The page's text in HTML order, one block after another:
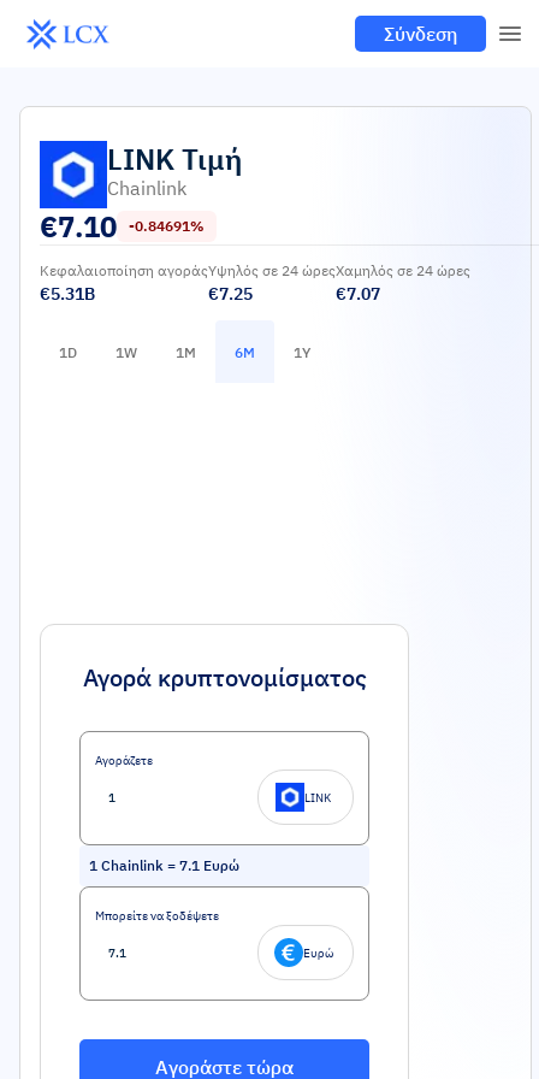
Σύνδεση
LINKΤιμή
Chainlink
€7.10 -0.84691%
Κεφαλαιοποίηση αγοράς
€5.31B
Υψηλός σε 24 ώρες
€7.25
Χαμηλός σε 24 ώρες
€7.07
1D 1W 1M 6M 1Y
Αγορά κρυπτονομίσματος
Αγοράζετε
LINK
1 Chainlink = 7.1 Ευρώ
Μπορείτε να ξοδέψετε
Ευρώ
Αγοράστε τώρα